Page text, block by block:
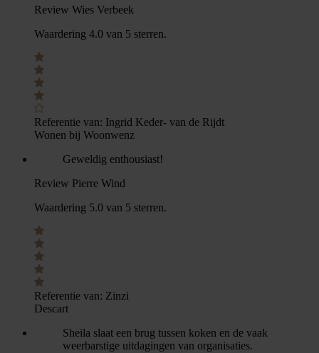
Review Wies Verbeek
Waardering 4.0 van 5 sterren.
Referentie van: Ingrid Keder- van de Rijdt
Wonen bij Woonwenz
Geweldig enthousiast!
Review Pierre Wind
Waardering 5.0 van 5 sterren.
Referentie van: Zinzi
Descart
Sheila slaat een brug tussen koken en de vaak
weerbarstige uitdagingen van organisaties.